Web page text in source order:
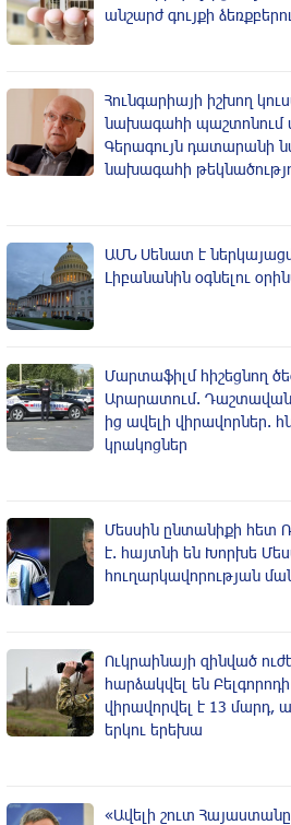
անշարժ գույքի
Հունգարիայի իշխող
նախագահի պաշտոնում
Գերագույն դատարանի
նախագահի
ԱՄՆ Սենատ է
Լիբանանին օգնելու
Մարտաֆիլմ հիշեցնող
Արարատում.
ից ավելի վիրավորներ.
կրակոցներ
Մեսսին ընտանիքի հետ
է. հայտնի են Խորխե
հուղարկավորության
Ուկրաինայի զինված
հարձակվել են
վիրավորվել է 13 մարդ,
երկու երեխա
«Ավելի շուտ